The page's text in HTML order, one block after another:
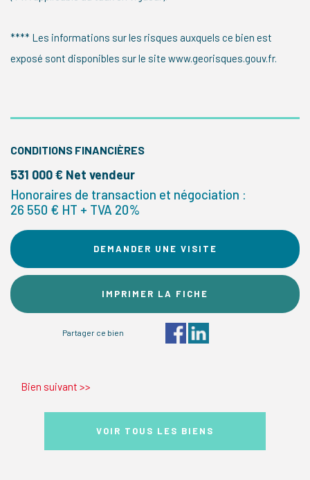
**** Les informations sur les risques auxquels ce bien est
exposé sont disponibles sur le site www.georisques.gouv.fr.
CONDITIONS FINANCIÈRES
531 000 € Net vendeur
Honoraires de transaction et négociation :
26 550 € HT + TVA 20%
DEMANDER UNE VISITE
IMPRIMER LA FICHE
Partager ce bien
Bien suivant >>
VOIR TOUS LES BIENS